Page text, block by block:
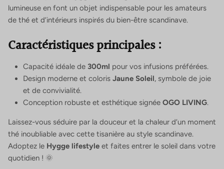
lumineuse en font un objet indispensable pour les amateurs
de thé et d’intérieurs inspirés du bien-être scandinave.
Caractéristiques principales :
Capacité idéale de 300ml pour vos infusions préférées.
Design moderne et coloris Jaune Soleil, symbole de joie
et de convivialité.
Conception robuste et esthétique signée OGO LIVING.
Laissez-vous séduire par la douceur et la chaleur d’un moment
thé inoubliable avec cette tisanière au style scandinave.
Adoptez le Hygge lifestyle et faites entrer le soleil dans votre
quotidien ! 🌞